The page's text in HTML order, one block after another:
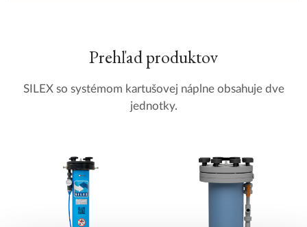
Prehľad produktov
SILEX so systémom kartušovej náplne obsahuje dve
jednotky.